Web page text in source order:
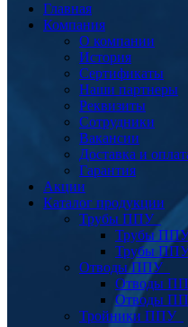
Главная
Компания
О компании
История
Сертификаты
Наши партнеры
Реквизиты
Сотрудники
Вакансии
Доставка и
Гарантия
Акции
Каталог продукции
Трубы ППУ
Трубы
Трубы
Отводы ППУ
Отводы
Отводы
Тройники ППУ